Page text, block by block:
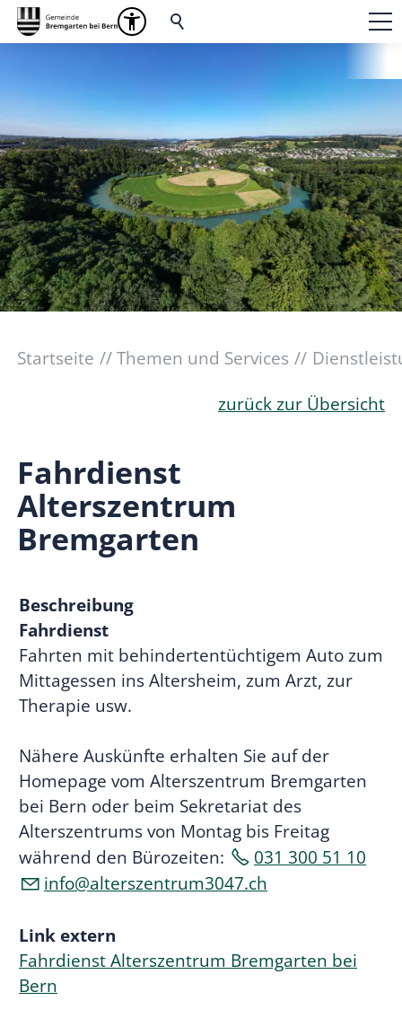
Startseite Themen und Services
zurück zur Übersicht
Fahrdienst
Alterszentrum
Bremgarten
Beschreibung
Fahrdienst
Fahrten mit behindertentüchtigem Auto zum
Mittagessen ins Altersheim, zum Arzt, zur
Therapie usw.
Nähere Auskünfte erhalten Sie auf der
Homepage vom Alterszentrum Bremgarten
bei Bern oder beim Sekretariat des
Alterszentrums von Montag bis Freitag
während den Bürozeiten:
031 300 51 10
nf
lt rsz ntr m3047 ch
Link extern
Fahrdienst Alterszentrum Bremgarten bei
Bern